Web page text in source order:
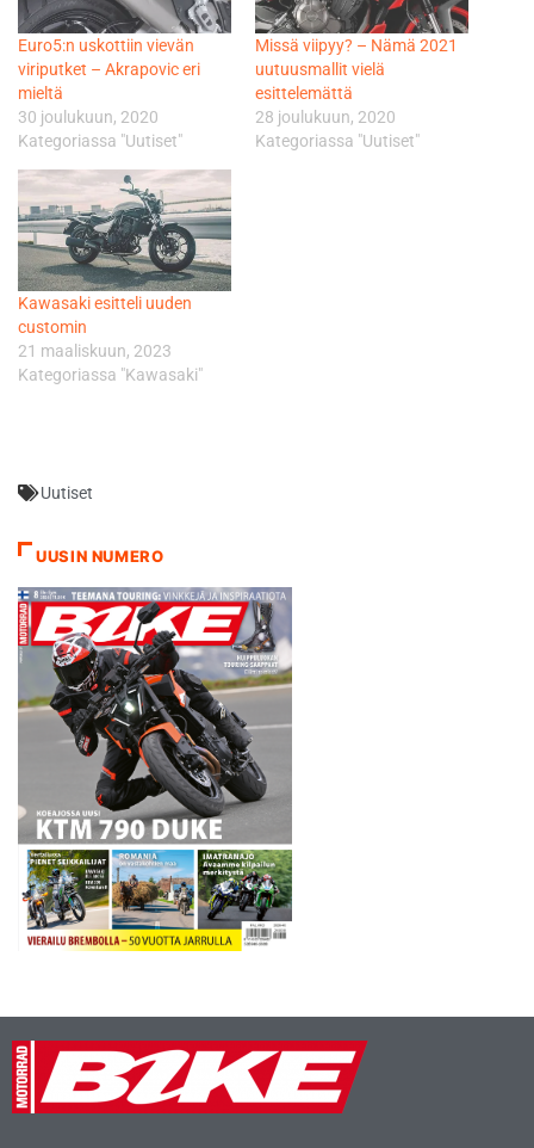
Euro5:n uskottiin vievän
viriputket – Akrapovic eri
mieltä
30 joulukuun, 2020
Kategoriassa "Uutiset"
Missä viipyy? – Nämä 2021
uutuusmallit vielä
esittelemättä
28 joulukuun, 2020
Kategoriassa "Uutiset"
Kawasaki esitteli uuden
customin
21 maaliskuun, 2023
Kategoriassa "Kawasaki"
Uutiset
UUSIN NUMERO